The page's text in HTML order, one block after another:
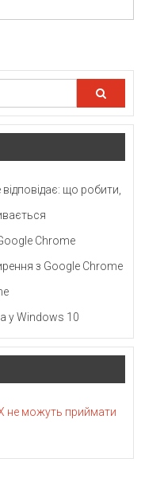
що робити,
Chrome
з Google Chrome
у Windows 10
не можуть приймати